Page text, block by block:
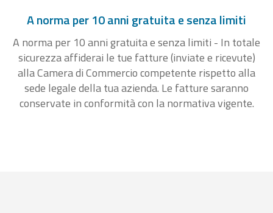
A norma per 10 anni gratuita e senza limiti
A norma per 10 anni gratuita e senza limiti - In totale
sicurezza affiderai le tue fatture (inviate e ricevute)
alla Camera di Commercio competente rispetto alla
sede legale della tua azienda. Le fatture saranno
conservate in conformità con la normativa vigente.